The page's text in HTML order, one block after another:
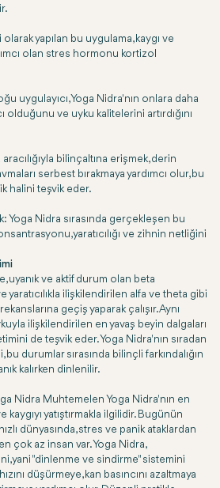
yapılan bu uygulama, kaygı ve
olan stres hormonu kortizol
uygulayıcı, Yoga Nidra'nın onlara daha
olduğunu ve uyku kalitelerini artırdığını
bilinçaltına erişmek, derin
serbest bırakmaya yardımcı olur, bu
halini teşvik eder.
Yoga Nidra sırasında gerçekleşen bu
yaratıcılığı ve zihnin netliğini
uyanık ve aktif durum olan beta
yaratıcılıkla ilişkilendirilen alfa ve theta gibi
geçiş yaparak çalışır. Aynı
ilişkilendirilen en yavaş beyin dalgaları
de teşvik eder. Yoga Nidra'nın sıradan
durumlar sırasında bilinçli farkındalığın
kalırken dinlenilir.
Nidra Muhtemelen Yoga Nidra'nın en
kaygıyı yatıştırmakla ilgilidir. Bugünün
dünyasında, stres ve panik ataklardan
çok az insan var. Yoga Nidra,
yani "dinlenme ve sindirme" sistemini
düşürmeye, kan basıncını azaltmaya